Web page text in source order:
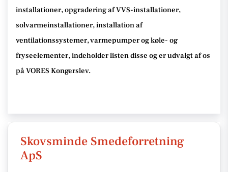
installationer, opgradering af VVS-installationer,
solvarmeinstallationer, installation af
ventilationssystemer, varmepumper og køle- og
fryseelementer, indeholder listen disse og er udvalgt af os
på VORES Kongerslev.
Skovsminde Smedeforretning
ApS